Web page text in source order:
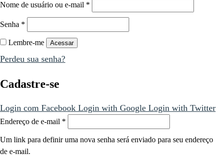
Nome de usuário ou e-mail *
Senha *
Lembre-me Acessar
Perdeu sua senha?
Cadastre-se
Login com Facebook Login with Google Login with Twitter
Endereço de e-mail *
Um link para definir uma nova senha será enviado para seu endereço
de e-mail.